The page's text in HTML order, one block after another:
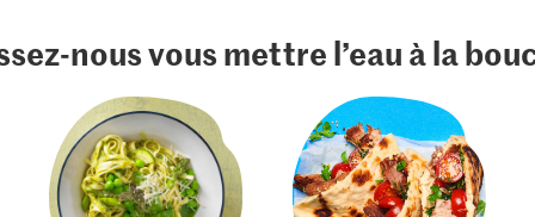
nous vous mettre l’eau à la